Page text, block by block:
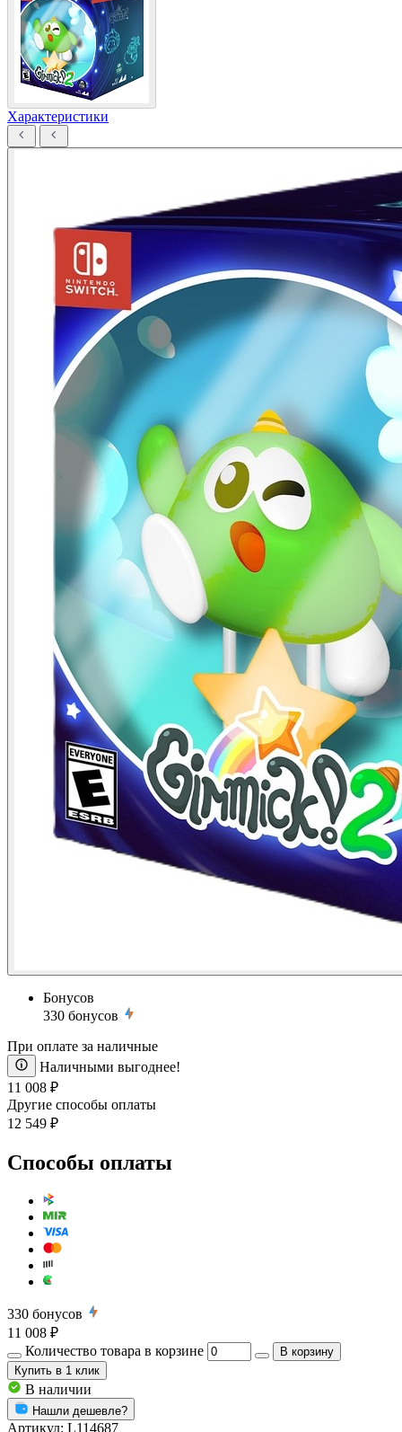
Характеристики
Бонусов
330 бонусов
При оплате за наличные
Наличными выгоднее!
11 008 ₽
Другие способы оплаты
12 549 ₽
Способы оплаты
330 бонусов
11 008 ₽
Количество товара в корзине
В корзину
Купить в 1 клик
В наличии
Нашли дешевле?
Артикул: L114687